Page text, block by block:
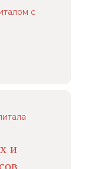
с
и